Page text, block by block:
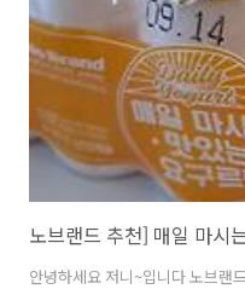
하지만 눈에 띄는곳에 두신다면
면 카트..
노브랜드 추천] 매일 마시
안녕하세요 저니~입니다 노브랜